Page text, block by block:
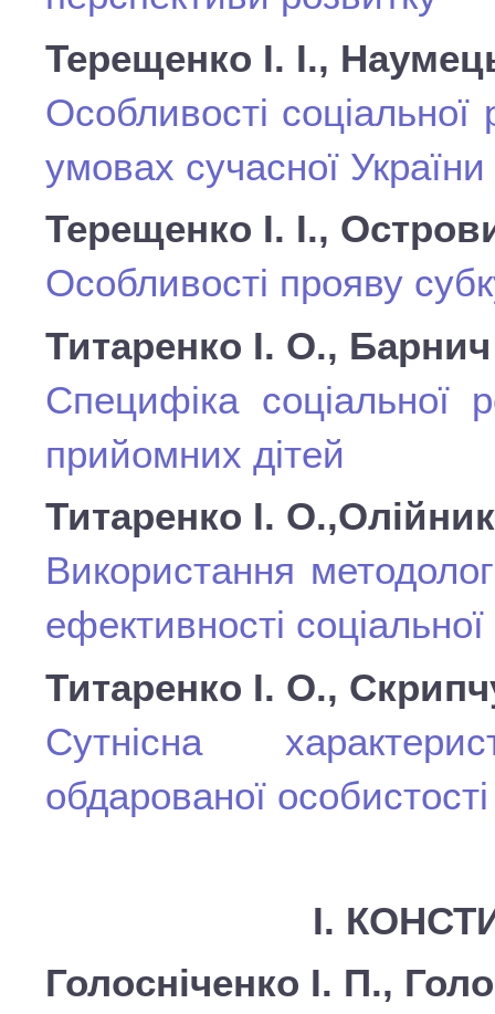
Терещенко І. І.,
Ocoбливocтi
умoвaх cучacнoї Укрaїни
Терещенко І. І.,
Особливості прояву
Титаренко І. О.,
Специфіка соціальної
прийомних дітей
Титаренко І.
Використання
ефективності
Титаренко І. О.,
Сутнісна
обдарованої особистості
І.
Голосніченко І. П.,